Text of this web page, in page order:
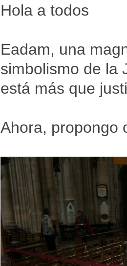
Hola a todos
Eadam, una
simbolismo de la
está más que
Ahora, propongo